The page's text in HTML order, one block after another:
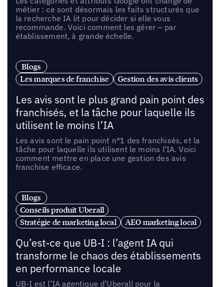
métier : ce sont désormais les faits structurés que
la recherche IA lit pour décider si elle vous
recommande. Voici comment les gérer – par
établissement, à grande échelle.
Blogs
Les marques de franchise
Gestion des avis clients
Les avis sont le plus grand pain point des
franchisés, et la tâche pour laquelle ils
utilisent le moins l’IA
Les avis sont le pain point n°1 des franchisés, et la
tâche pour laquelle ils utilisent le moins l’IA. Voici
comment mettre en place une gestion des avis
franchise efficace.
Blogs
Conseils produit Uberall
Stratégie de marketing local
AEO marketing local
Qu’est-ce que UB-I : l’agent IA qui
transforme le chaos des établissements
en performance locale
UB-I est l’IA agentique d’Uberall pour la